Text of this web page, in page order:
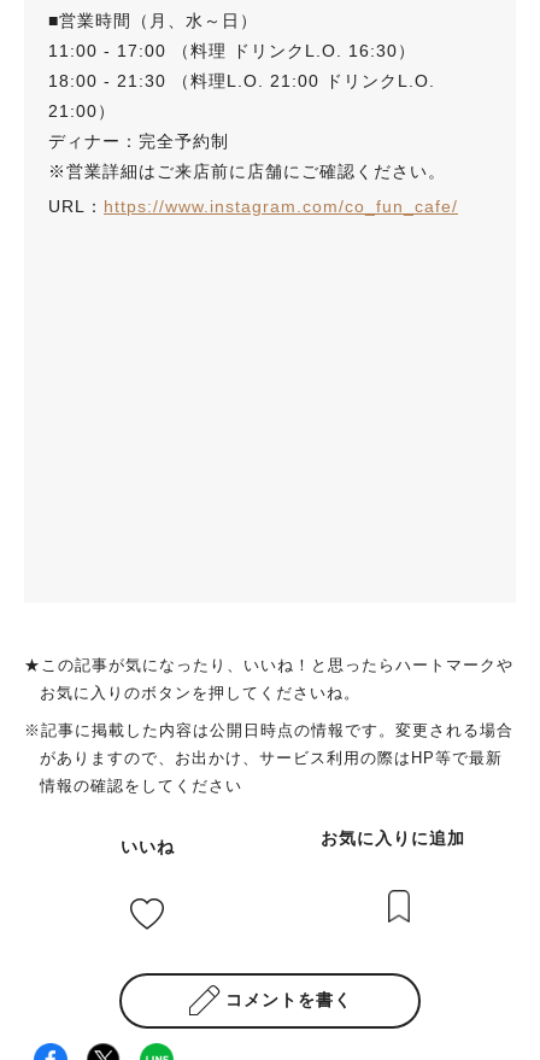
■営業時間（月、水～日）
11:00 - 17:00 （料理 ドリンクL.O. 16:30）
18:00 - 21:30 （料理L.O. 21:00 ドリンクL.O.
21:00）
ディナー：完全予約制
※営業詳細はご来店前に店舗にご確認ください。
URL： https://www.instagram.com/co_fun_cafe/
★この記事が気になったり、いいね！と思ったらハートマークや
お気に入りのボタンを押してくださいね。
※記事に掲載した内容は公開日時点の情報です。変更される場合
がありますので、お出かけ、サービス利用の際はHP等で最新
情報の確認をしてください
いいね お気に入りに追加
コメントを書く